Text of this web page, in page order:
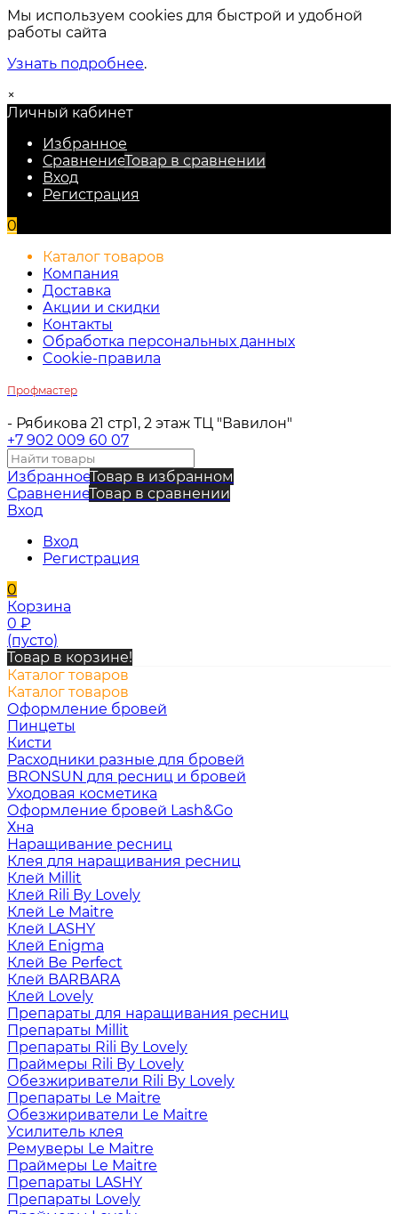
Мы используем cookies для быстрой и удобной
работы сайта
Узнать подробнее.
×
Личный кабинет
Избранное
СравнениеТовар в сравнении
Вход
Регистрация
0
Каталог товаров
Компания
Доставка
Акции и скидки
Контакты
Обработка персональных данных
Cookie-правила
Профмастер
- Рябикова 21 стр1, 2 этаж ТЦ "Вавилон"
+7 902 009 60 07
ИзбранноеТовар в избранном
СравнениеТовар в сравнении
Вход
Вход
Регистрация
0
Корзина
0 ₽
(пусто)
Товар в корзине!
Каталог товаров
Каталог товаров
Оформление бровей
Пинцеты
Кисти
Расходники разные для бровей
BRONSUN для ресниц и бровей
Уходовая косметика
Оформление бровей Lash&Go
Хна
Наращивание ресниц
Клея для наращивания ресниц
Клей Millit
Клей Rili By Lovely
Клей Le Maitre
Клей LASHY
Клей Enigma
Клей Be Perfect
Клей BARBARA
Клей Lovely
Препараты для наращивания ресниц
Препараты Millit
Препараты Rili By Lovely
Праймеры Rili By Lovely
Обезжириватели Rili By Lovely
Препараты Le Maitre
Обезжириватели Le Maitre
Усилитель клея
Ремуверы Le Maitre
Праймеры Le Maitre
Препараты LASHY
Препараты Lovely